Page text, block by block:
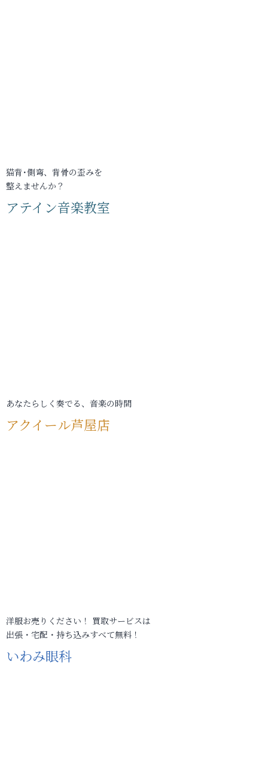
猫背･側弯、背骨の歪みを
整えませんか？
アテイン音楽教室
あなたらしく奏でる、音楽の時間
アクイール芦屋店
洋服お売りください！ 買取サービスは
出張・宅配・持ち込みすべて無料！
いわみ眼科